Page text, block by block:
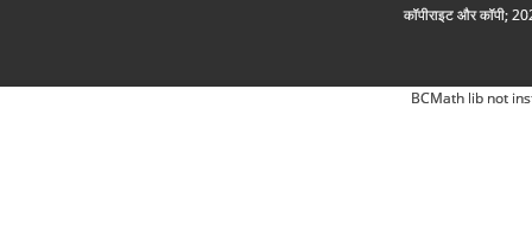
कॉपीराइट और कॉपी;
BCMath lib not